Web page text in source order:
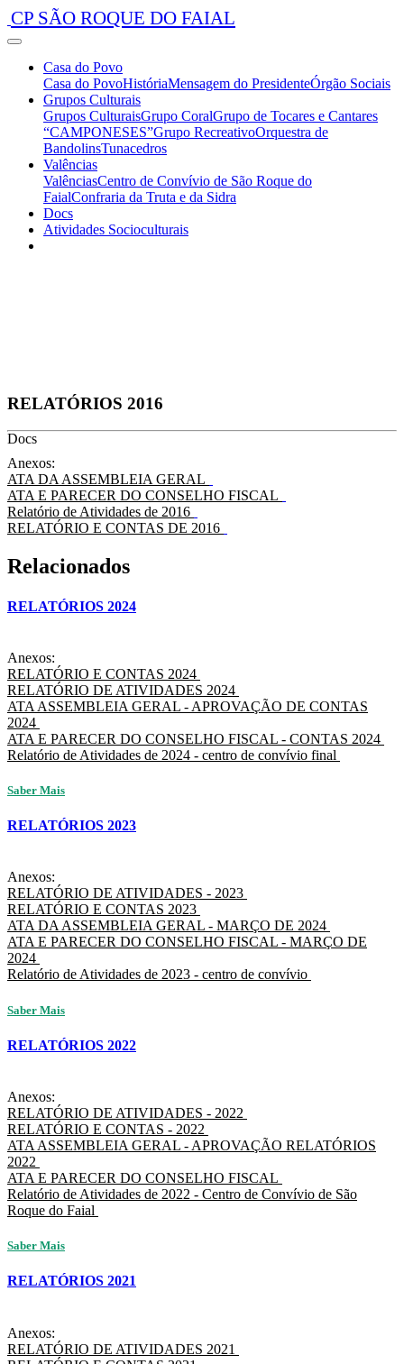
CP SÃO ROQUE DO FAIAL
Casa do Povo
Casa do PovoHistóriaMensagem do PresidenteÓrgão Sociais
Grupos Culturais
Grupos CulturaisGrupo CoralGrupo de Tocares e Cantares
“CAMPONESES”Grupo RecreativoOrquestra de
BandolinsTunacedros
Valências
ValênciasCentro de Convívio de São Roque do
FaialConfraria da Truta e da Sidra
Docs
Atividades Socioculturais
RELATÓRIOS 2016
Docs
Anexos:
ATA DA ASSEMBLEIA GERAL
ATA E PARECER DO CONSELHO FISCAL
Relatório de Atividades de 2016
RELATÓRIO E CONTAS DE 2016
Relacionados
RELATÓRIOS 2024
Anexos:
RELATÓRIO E CONTAS 2024
RELATÓRIO DE ATIVIDADES 2024
ATA ASSEMBLEIA GERAL - APROVAÇÃO DE CONTAS
2024
ATA E PARECER DO CONSELHO FISCAL - CONTAS 2024
Relatório de Atividades de 2024 - centro de convívio final
Saber Mais
RELATÓRIOS 2023
Anexos:
RELATÓRIO DE ATIVIDADES - 2023
RELATÓRIO E CONTAS 2023
ATA DA ASSEMBLEIA GERAL - MARÇO DE 2024
ATA E PARECER DO CONSELHO FISCAL - MARÇO DE
2024
Relatório de Atividades de 2023 - centro de convívio
Saber Mais
RELATÓRIOS 2022
Anexos:
RELATÓRIO DE ATIVIDADES - 2022
RELATÓRIO E CONTAS - 2022
ATA ASSEMBLEIA GERAL - APROVAÇÃO RELATÓRIOS
2022
ATA E PARECER DO CONSELHO FISCAL
Relatório de Atividades de 2022 - Centro de Convívio de São
Roque do Faial
Saber Mais
RELATÓRIOS 2021
Anexos:
RELATÓRIO DE ATIVIDADES 2021